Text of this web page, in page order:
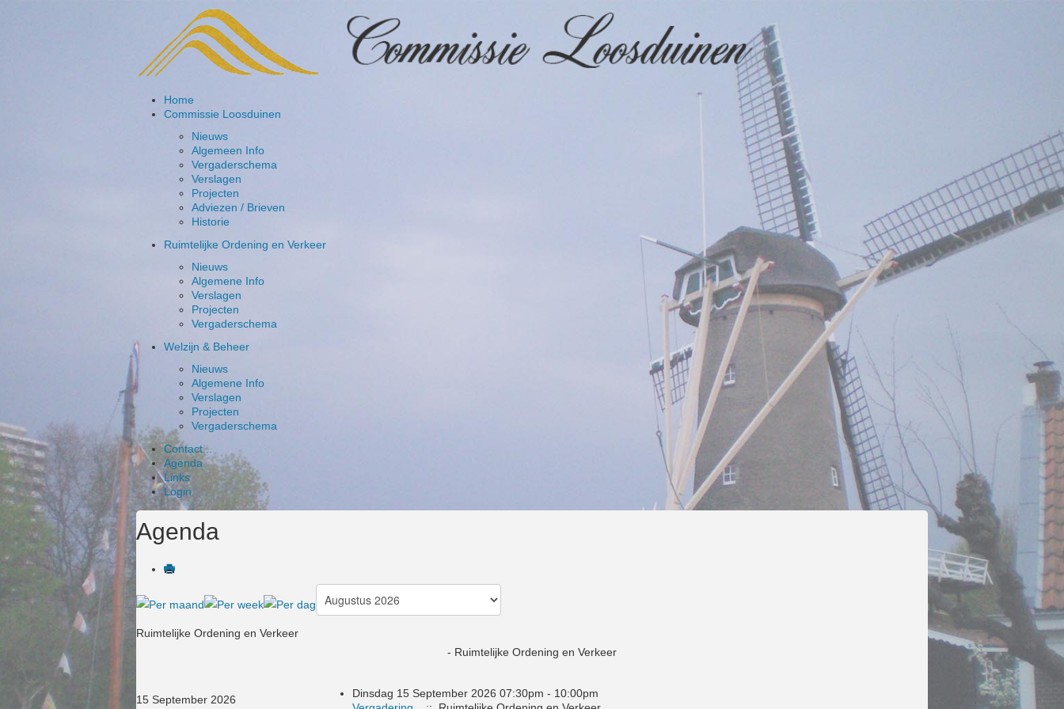
Home
Commissie Loosduinen
Nieuws
Algemeen Info
Vergaderschema
Verslagen
Projecten
Adviezen / Brieven
Historie
Ruimtelijke Ordening en Verkeer
Nieuws
Algemene Info
Verslagen
Projecten
Vergaderschema
Welzijn & Beheer
Nieuws
Algemene Info
Verslagen
Projecten
Vergaderschema
Contact...
Agenda
Links
Login
Agenda
Ruimtelijke Ordening en Verkeer
- Ruimtelijke Ordening en Verkeer
15 September 2026
Dinsdag 15 September 2026 07:30pm - 10:00pm